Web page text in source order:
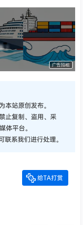
！
广告招租
站原创发布。
止复制、盗用、采
体平台。
系我们进行处理。
给TA打赏